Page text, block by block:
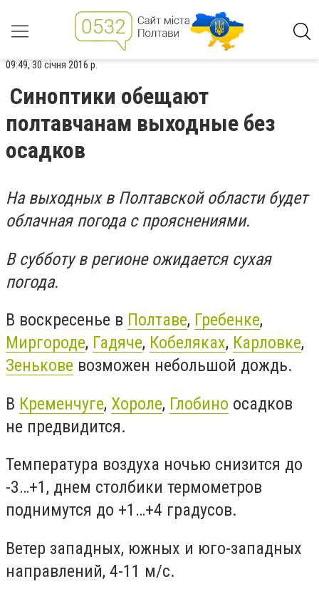
09:49, 30 січня 2016 р.
Синоптики обещают
полтавчанам выходные без
осадков
На выходных в Полтавской области будет
облачная погода с прояснениями.
В субботу в регионе ожидается сухая
погода.
В воскресенье в Полтаве, Гребенке,
Миргороде, Гадяче, Кобеляках, Карловке,
Зенькове возможен небольшой дождь.
В Кременчуге, Хороле, Глобино осадков
не предвидится.
Температура воздуха ночью снизится до
-3…+1, днем столбики термометров
поднимутся до +1…+4 градусов.
Ветер западных, южных и юго-западных
направлений, 4-11 м/с.